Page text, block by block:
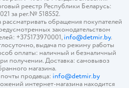
реестр Республики Беларусь:
за рег.№ 518552.
обращения покупателей
законодательством
+375173970001,info@detmir.by.
выдача по режиму работы
оплаты: наличный и безналичный
получении. Доставка: самовывоз
магазина.
продавца: info@detmir.by
интернет-магазина находится